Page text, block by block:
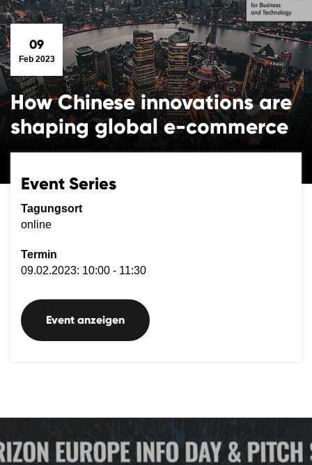
09
Feb 2023
How Chinese innovations are
shaping global e-commerce
Event Series
Tagungsort
online
Termin
09.02.2023: 10:00 - 11:30
Event anzeigen